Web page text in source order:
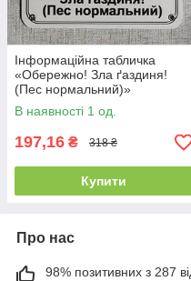
Інформаційна табличка
«Обережно! Зла ґаздиня!
(Пес нормальний)»
В наявності 1 од.
197,16 ₴ 318 ₴
Купити
Про нас
98% позитивних з 287